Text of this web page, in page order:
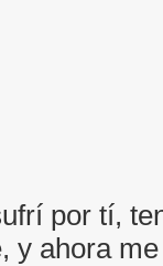
por tí,
y ahora